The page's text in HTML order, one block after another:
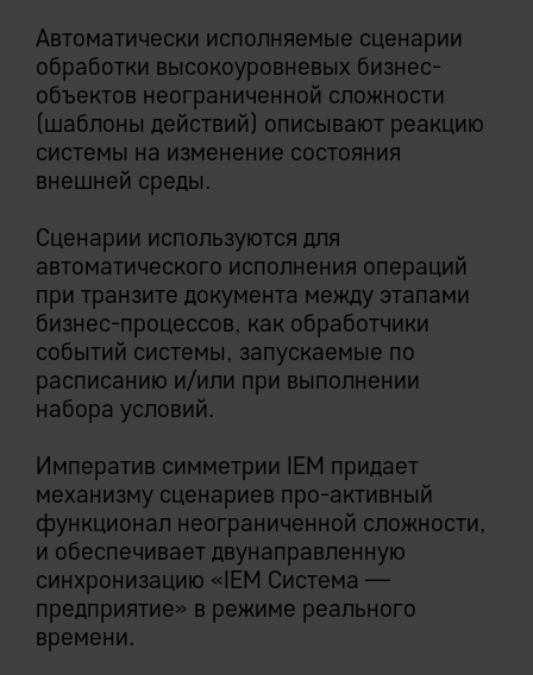
Автоматически исполняемые сценарии
обработки высокоуровневых бизнес-
объектов неограниченной сложности
(шаблоны действий) описывают реакцию
системы на изменение состояния
внешней среды.
Сценарии используются для
автоматического исполнения операций
при транзите документа между этапами
бизнес-процессов, как обработчики
событий системы, запускаемые по
расписанию и/или при выполнении
набора условий.
Императив симметрии IEM придает
механизму сценариев про-активный
функционал неограниченной сложности,
и обеспечивает двунаправленную
синхронизацию «IEM Система —
предприятие» в режиме реального
времени.